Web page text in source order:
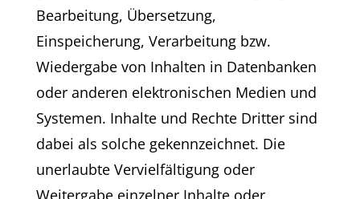
Bearbeitung, Übersetzung,
Einspeicherung, Verarbeitung bzw.
Wiedergabe von Inhalten in Datenbanken
oder anderen elektronischen Medien und
Systemen. Inhalte und Rechte Dritter sind
dabei als solche gekennzeichnet. Die
unerlaubte Vervielfältigung oder
Weitergabe einzelner Inhalte oder